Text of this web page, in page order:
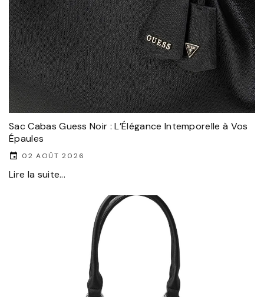
Sac Cabas Guess Noir : L’Élégance Intemporelle à Vos
Épaules
02 AOÛT 2026
Lire la suite...